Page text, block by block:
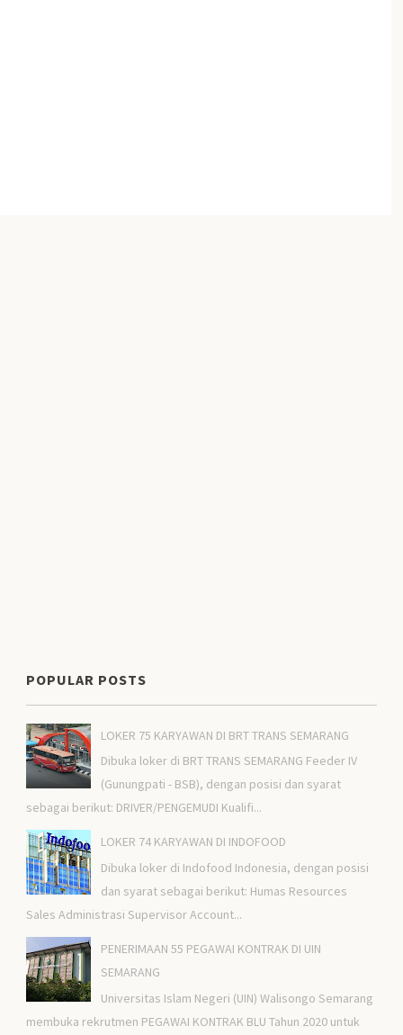
POPULAR POSTS
LOKER 75 KARYAWAN DI BRT TRANS SEMARANG
Dibuka loker di BRT TRANS SEMARANG Feeder IV
(Gunungpati - BSB), dengan posisi dan syarat
sebagai berikut: DRIVER/PENGEMUDI Kualifi...
LOKER 74 KARYAWAN DI INDOFOOD
Dibuka loker di Indofood Indonesia, dengan posisi
dan syarat sebagai berikut: Humas Resources
Sales Administrasi Supervisor Account...
PENERIMAAN 55 PEGAWAI KONTRAK DI UIN
SEMARANG
Universitas Islam Negeri (UIN) Walisongo Semarang
membuka rekrutmen PEGAWAI KONTRAK BLU Tahun 2020 untuk